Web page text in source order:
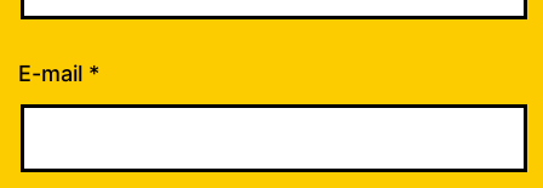
E-mail *